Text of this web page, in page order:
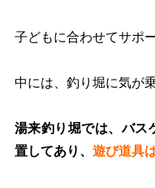
子どもに合わせてサポ
中には、釣り堀に気が
湯来釣り堀では、バス
置してあり、 遊び道具